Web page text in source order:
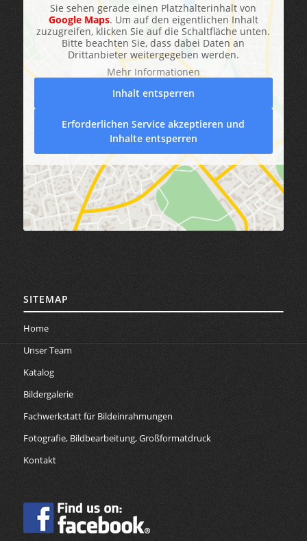
Sie sehen gerade einen Platzhalterinhalt von
Google Maps. Um auf den eigentlichen Inhalt
zuzugreifen, klicken Sie auf die Schaltfläche unten.
Bitte beachten Sie, dass dabei Daten an
Drittanbieter weitergegeben werden.
Mehr Informationen
Inhalt entsperren
Erforderlichen Service akzeptieren und
Inhalte entsperren
SITEMAP
Home
Unser Team
Katalog
Bildergalerie
Fachwerkstatt für Bildeinrahmungen
Fotografie, Bildbearbeitung, Großformatdruck
Kontakt